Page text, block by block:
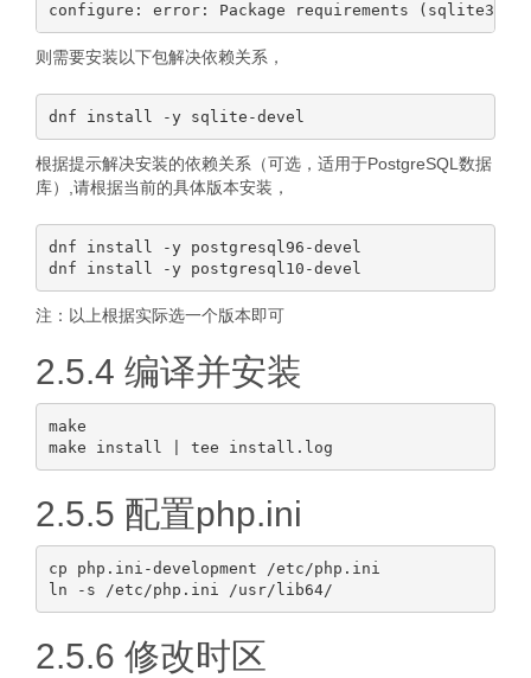
则需要安装以下包解决依赖关系，
根据提示解决安装的依赖关系（可选，适用于PostgreSQL数据
库）,请根据当前的具体版本安装，
dnf install -y postgresql96-devel
注：以上根据实际选一个版本即可
2.5.4 编译并安装
make
2.5.5 配置php.ini
cp php.ini-development /etc/php.ini
2.5.6 修改时区